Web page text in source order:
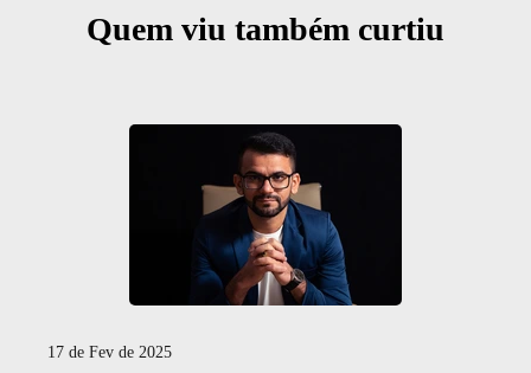
Quem viu também curtiu
17 de Fev de 2025